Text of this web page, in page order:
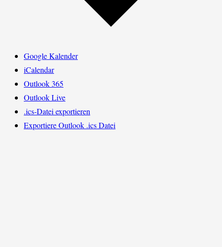
Google Kalender
iCalendar
Outlook 365
Outlook Live
.ics-Datei exportieren
Exportiere Outlook .ics Datei